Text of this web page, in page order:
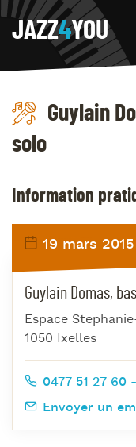
JAZZ4YOU
Guylain
solo
Information
19 mars 2015
Guylain Domas,
Espace
1050 Ixelles
0477 51 27 60
Envoyer un